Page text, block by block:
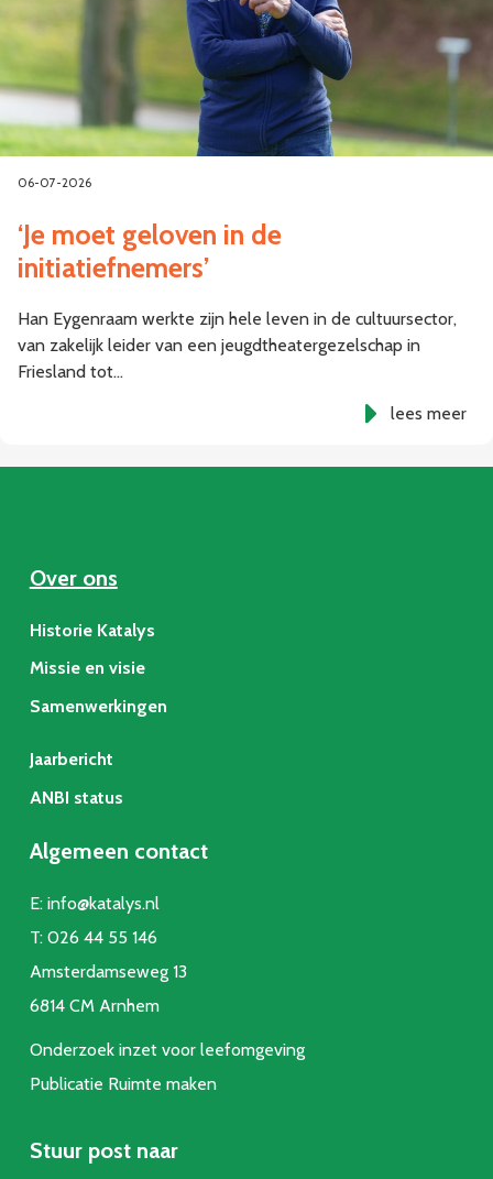
06-07-2026
‘Je moet geloven in de
initiatiefnemers’
Han Eygenraam werkte zijn hele leven in de cultuursector,
van zakelijk leider van een jeugdtheatergezelschap in
Friesland tot…
lees meer
Over ons
Historie Katalys
Missie en visie
Samenwerkingen
Jaarbericht
ANBI status
Algemeen contact
E: info@katalys.nl
T: 026 44 55 146
Amsterdamseweg 13
6814 CM Arnhem
Onderzoek inzet voor leefomgeving
Publicatie Ruimte maken
Stuur post naar